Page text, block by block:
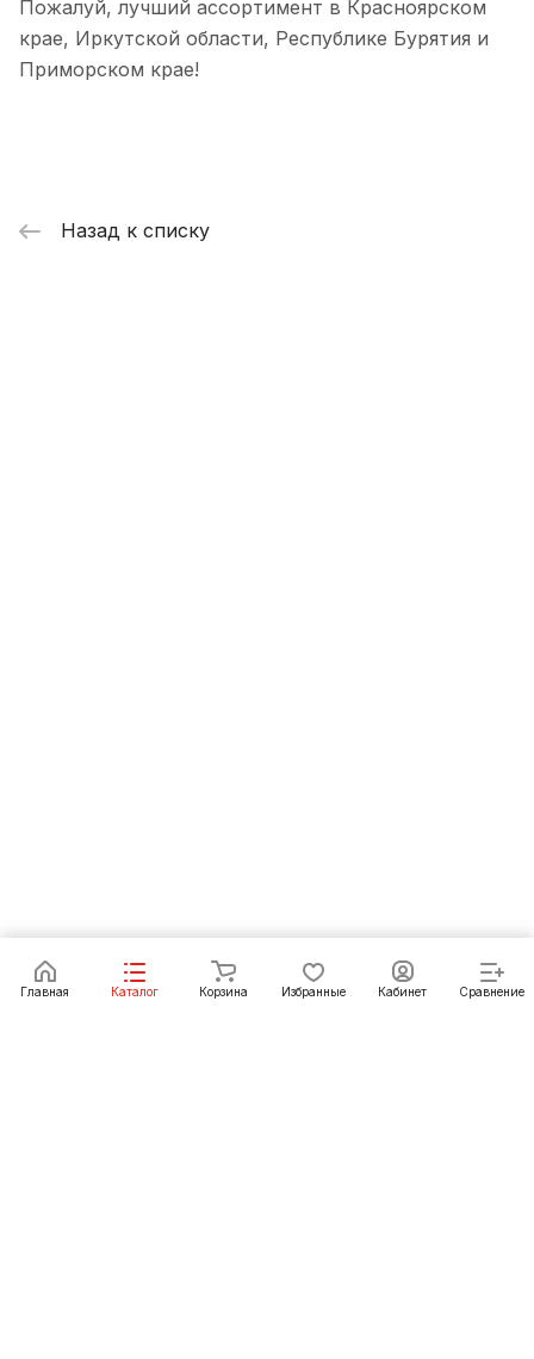
В корзину
Пожалуй, лучший ассортимент в Красноярском
крае, Иркутской области, Республике Бурятия и
Приморском крае!
Назад к списку
Главная Каталог Корзина Избранные Кабинет Сравнение